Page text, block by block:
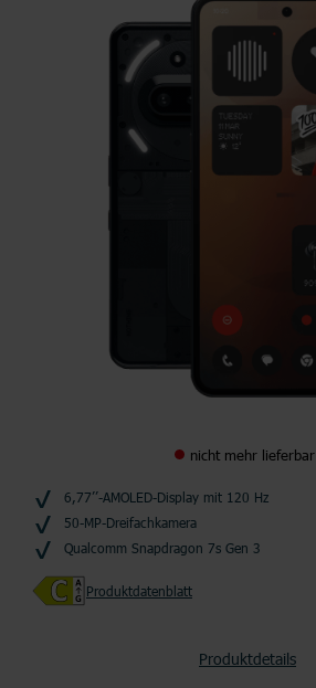
nicht mehr lieferbar
6,77’’-AMOLED-Display mit 120 Hz
50-MP-Dreifachkamera
Qualcomm Snapdragon 7s Gen 3
Produktdatenblatt
Produktdetails